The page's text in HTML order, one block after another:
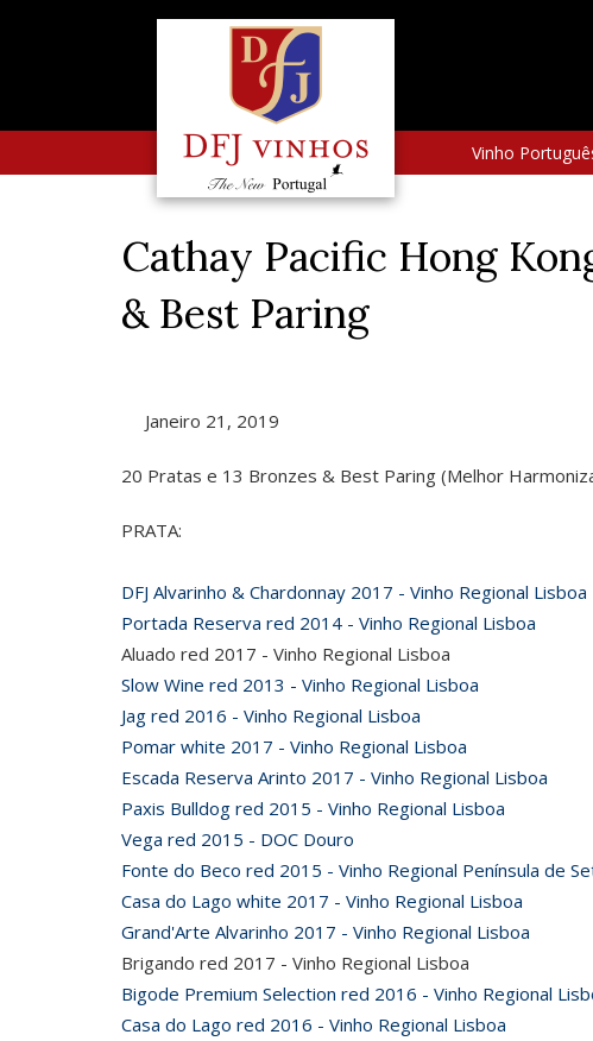
Vinho
Cathay Pacific Hong
& Best Paring
Janeiro 21, 2019
20 Pratas e 13 Bronzes & Best Paring (Melhor
PRATA:
DFJ Alvarinho & Chardonnay 2017 - Vinho Regional Lisboa
Portada Reserva red 2014 - Vinho Regional Lisboa
Aluado red 2017 - Vinho Regional Lisboa
Slow Wine red 2013 - Vinho Regional Lisboa
Jag red 2016 - Vinho Regional Lisboa
Pomar white 2017 - Vinho Regional Lisboa
Escada Reserva Arinto 2017 - Vinho Regional Lisboa
Paxis Bulldog red 2015 - Vinho Regional Lisboa
Vega red 2015 - DOC Douro
Fonte do Beco red 2015 - Vinho Regional Península de
Casa do Lago white 2017 - Vinho Regional Lisboa
Grand'Arte Alvarinho 2017 - Vinho Regional Lisboa
Brigando red 2017 - Vinho Regional Lisboa
Bigode Premium Selection red 2016 - Vinho Regional
Casa do Lago red 2016 - Vinho Regional Lisboa